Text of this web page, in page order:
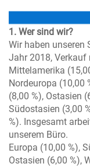
1. Wer sind wir?
Wir haben unseren
Jahr 2018, Verkauf
Mittelamerika
Nordeuropa (10,00
(8,00 %), Ostasien
Südostasien (3,00
%). Insgesamt
unserem Büro.
Europa (10,00 %),
Ostasien (6,00 %),